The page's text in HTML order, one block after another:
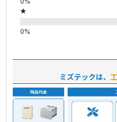
★
ミズテックは、